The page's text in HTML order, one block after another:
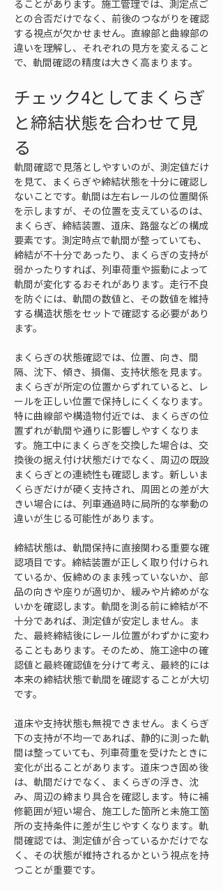
ることがあります。施工管理では、測定点ご
との合否だけでなく、前後のつながりを確認
する視点が欠かせません。直線部と曲線部の
違いを理解し、それぞれの見方を変えること
で、軌間確認の精度は大きく高まります。
チェック4としてまくらぎ
と締結状態を合わせて見
る
軌間確認で見落としやすいのが、測定値だけ
を見て、まくらぎや締結状態を十分に確認し
ないことです。軌間は左右レールの位置関係
を示しますが、その位置を支えているのは、
まくらぎ、締結装置、道床、路盤などの構成
要素です。測定時点で軌間が整っていても、
締結が不十分であったり、まくらぎの支持が
弱かったりすれば、列車荷重や振動によって
軌間が変化するおそれがあります。走行不良
を防ぐには、軌間の数値と、その数値を維持
する構造状態をセットで確認する必要があり
ます。
まくらぎの状態確認では、位置、向き、間
隔、沈下、傾き、損傷、支持状態を見ます。
まくらぎが所定の位置からずれていると、レ
ールを正しい位置で保持しにくくなります。
特に曲線部や構造物付近では、まくらぎの位
置ずれが軌間や通りに影響しやすくなりま
す。施工中にまくらぎを交換した場合は、交
換後の据え付け状態だけでなく、周辺の既設
まくらぎとの連続性も確認します。新しいま
くらぎだけが硬く支持され、周囲との差が大
きい場合には、列車通過時に局所的な挙動の
違いが生じる可能性があります。
締結状態は、軌間保持に直接関わる重要な確
認項目です。締結装置が正しく取り付けられ
ているか、仮締めのまま残っていないか、部
品の向きや座りが適切か、緩みや片締めがな
いかを確認します。軌間を測る前に締結が不
十分であれば、測定値が安定しません。ま
た、最終締結後にレール位置がわずかに変わ
ることもあります。そのため、施工途中の確
認値と最終確認値を分けて考え、最終的には
本来の締結状態で軌間を確認することが大切
です。
道床や支持状態も無視できません。まくらぎ
下の支持が不均一であれば、静的に測った軌
間は整っていても、列車荷重を受けたときに
変化が出ることがあります。道床つき固め後
は、軌間だけでなく、まくらぎの浮き、沈
み、周辺の締まり具合を確認します。特に補
修範囲が短い場合、施工した箇所と未施工箇
所の支持条件に差が生じやすくなります。軌
間確認では、測定値が合っているかだけでな
く、その状態が維持されるかという視点を持
つことが重要です。